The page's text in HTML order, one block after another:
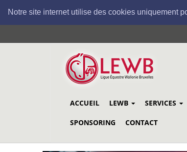
Notre site internet utilise des cookies uniquement
au
ACCUEIL LEWB SERVICES
SPONSORING CONTACT